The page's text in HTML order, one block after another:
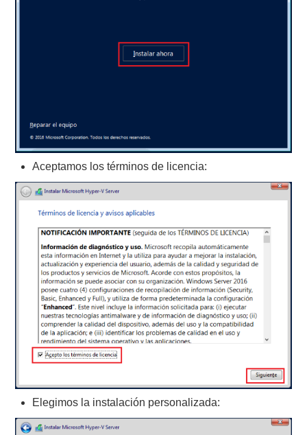
Aceptamos los términos de licencia:
Elegimos la instalación personalizada: